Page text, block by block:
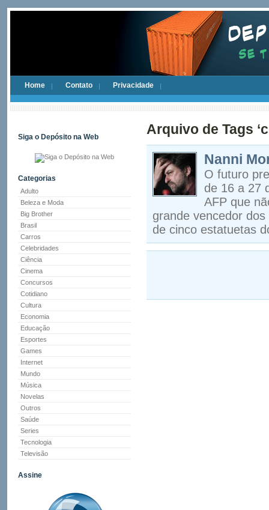
Home Contato Privacidade
Siga o Depósito na Web
Categorias
Adulto
Beleza e Moda
Big Brother
Brasil
Carros
Celebridades
Ciência
Cinema
Concursos
Cotidiano
Cultura
Economia
Educação
Esportes
Games
Internet
Mundo
Música
Novelas
Outros
Saúde
Series
Tecnologia
Televisão
Assine
Arquivo de Tags
Nanni
O futuro
de 16 a 27
AFP que
grande vencedor
de cinco estatuetas